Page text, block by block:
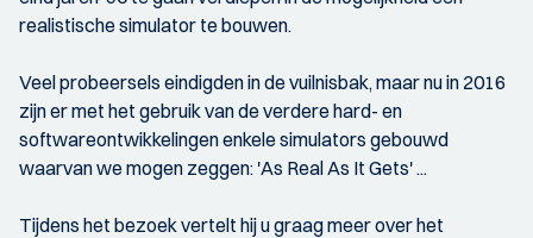
realistische simulator te bouwen.
Veel probeersels eindigden in de vuilnisbak, maar nu in 2016
zijn er met het gebruik van de verdere hard- en
softwareontwikkelingen enkele simulators gebouwd
waarvan we mogen zeggen: 'As Real As It Gets' ...
Tijdens het bezoek vertelt hij u graag meer over het